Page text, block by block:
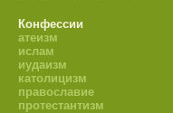
Конфессии
атеизм
ислам
иудаизм
католицизм
православие
протестантизм